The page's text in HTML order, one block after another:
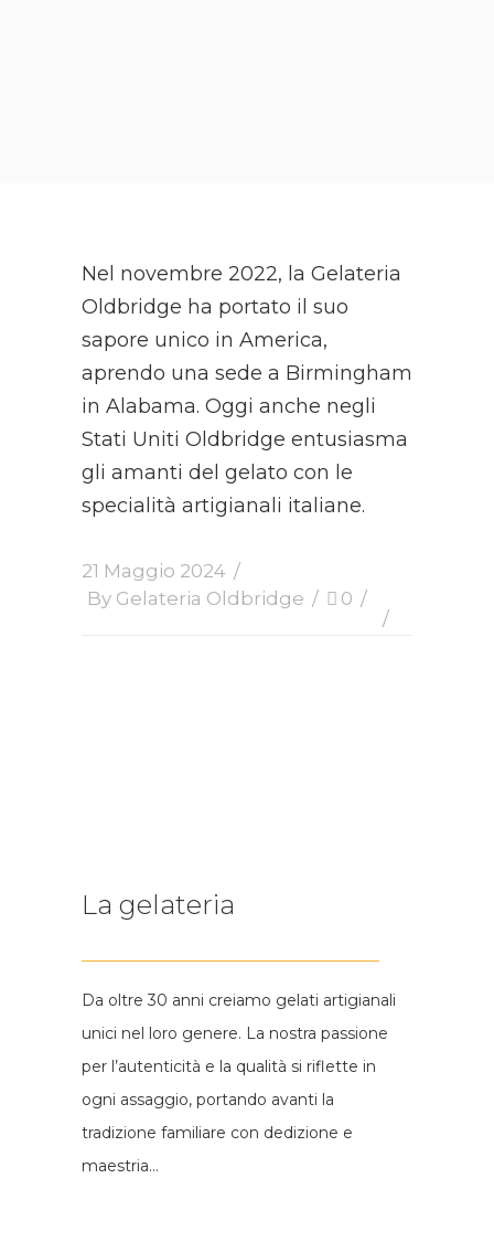
Nel novembre 2022, la Gelateria
Oldbridge ha portato il suo
sapore unico in America,
aprendo una sede a Birmingham
in Alabama. Oggi anche negli
Stati Uniti Oldbridge entusiasma
gli amanti del gelato con le
specialità artigianali italiane.
21 Maggio 2024
By Gelateria Oldbridge 0
La gelateria
Da oltre 30 anni creiamo gelati artigianali
unici nel loro genere. La nostra passione
per l’autenticità e la qualità si riflette in
ogni assaggio, portando avanti la
tradizione familiare con dedizione e
maestria…